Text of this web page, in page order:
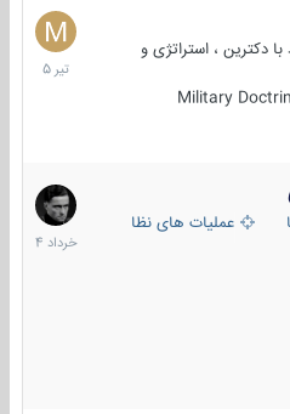
، استراتژی و
Military
27
تیر
1405
ایرانعملیات های نظامی خارجی
5
خرداد
1404